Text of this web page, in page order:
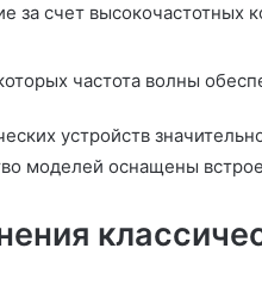
за счет
частота волны
устройств
моделей оснащены